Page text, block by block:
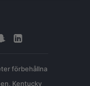
förbehållna